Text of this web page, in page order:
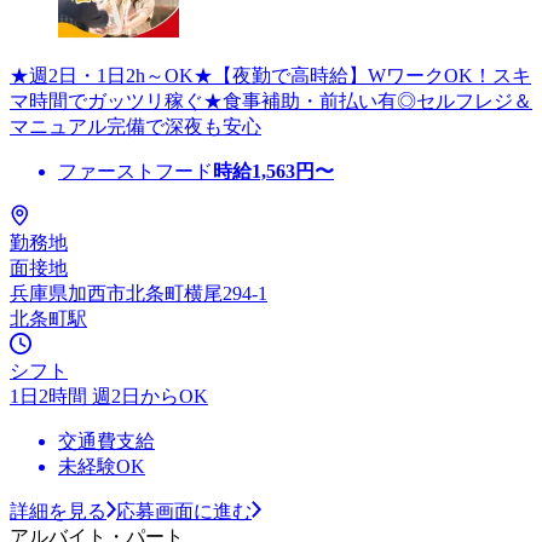
★週2日・1日2h～OK★【夜勤で高時給】WワークOK！スキ
マ時間でガッツリ稼ぐ★食事補助・前払い有◎セルフレジ＆
マニュアル完備で深夜も安心
ファーストフード 時給1,563円〜
勤務地
面接地
兵庫県加西市北条町横尾294-1
北条町駅
シフト
1日2時間 週2日からOK
交通費支給
未経験OK
詳細を見る
応募画面に進む
アルバイト・パート